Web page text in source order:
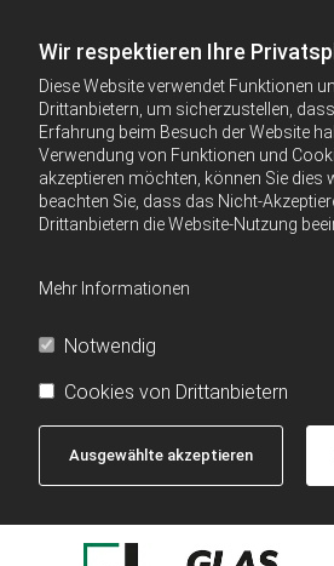
Wir respektieren Ihre
Diese Website verwendet Funktionen
Drittanbietern, um sicherzustellen,
Erfahrung beim Besuch der Website
Verwendung von Funktionen und
akzeptieren möchten, können Sie dies
beachten Sie, dass das Nicht-
Drittanbietern die Website-Nutzung
Mehr Informationen
Notwendig
Cookies von Drittanbietern
Ausgewählte akzeptieren